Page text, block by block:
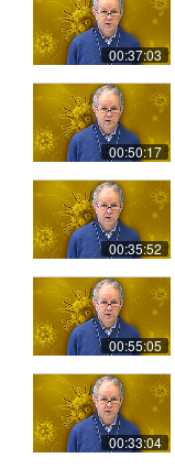
00:37:03
00:50:17
00:35:52
00:55:05
00:33:04